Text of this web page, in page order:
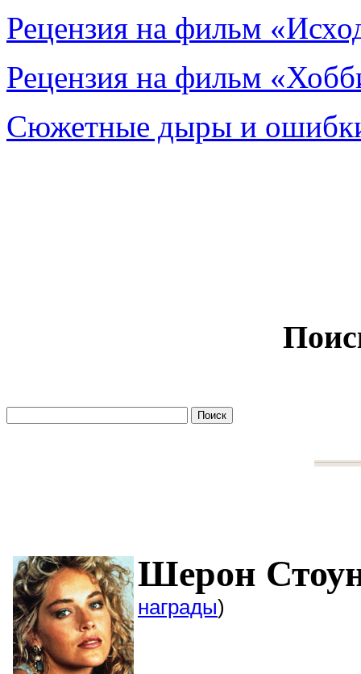
Рецензия на фильм
Рецензия на фильм
Сюжетные дыры и
Шерон
награды)